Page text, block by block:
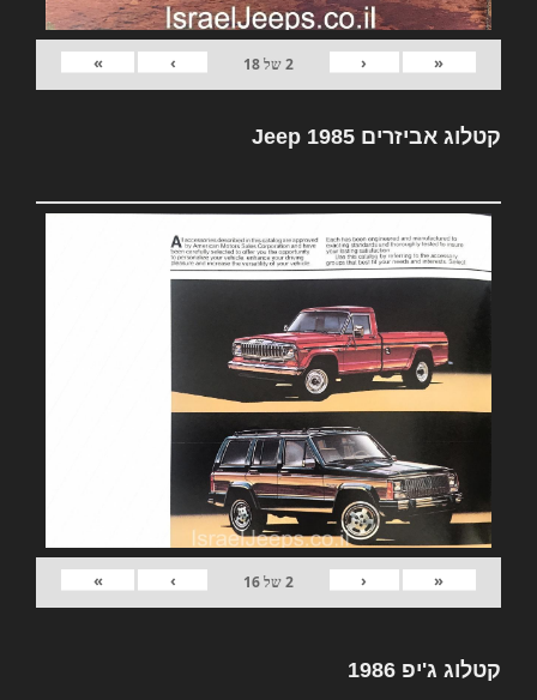
«
‹
2של18
›
»
קטלוג אביזרים Jeep 1985
«
‹
2של16
›
»
קטלוג ג'יפ 1986